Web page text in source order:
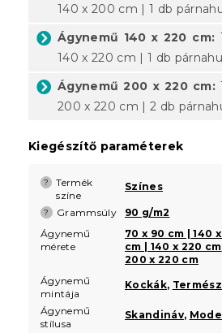
140 x 200 cm | 1 db
Ágynemű 140 x 220 cm:
140 x 220 cm | 1 db
Ágynemű 200 x 220 cm:
200 x 220 cm | 2 db
Kiegészítő paraméterek
?
Termék
színe
Színes
? Grammsúly
90 g/m2
Ágynemű
mérete
70 x 90 cm | 140
cm | 140 x 220 cm
200 x 220 cm
Ágynemű
mintája
Kockák,
Ágynemű
stílusa
Skandináv,